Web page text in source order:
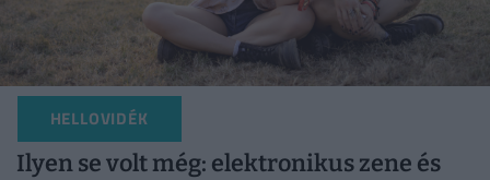
HELLOVIDÉK
Ilyen se volt még: elektronikus zene és